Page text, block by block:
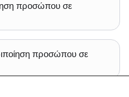
προσώπου σε
προσώπου σε